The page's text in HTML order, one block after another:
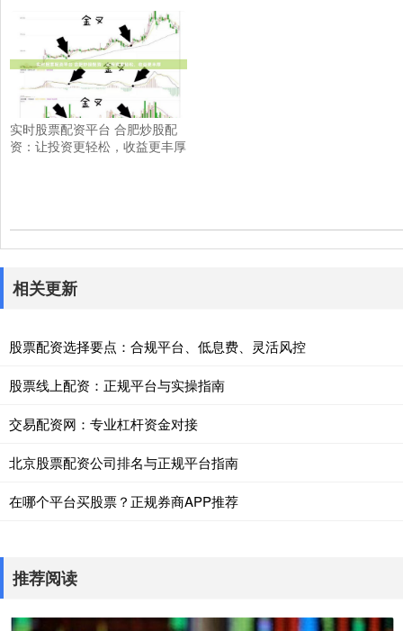
实时股票配资平台 合肥炒股配
资：让投资更轻松，收益更丰厚
相关更新
股票配资选择要点：合规平台、低息费、灵活风控
股票线上配资：正规平台与实操指南
交易配资网：专业杠杆资金对接
北京股票配资公司排名与正规平台指南
在哪个平台买股票？正规券商APP推荐
推荐阅读